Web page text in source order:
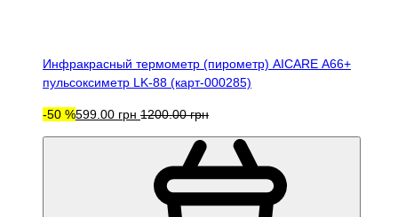
Инфракрасный термометр (пирометр) AICARE А66+
пульсоксиметр LK-88 (карт-000285)
-50 %599.00 грн 1200.00 грн